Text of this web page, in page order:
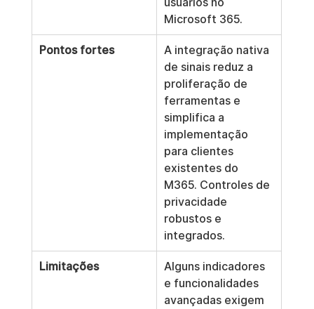
Microsoft 365.
Pontos fortes
A integração nativa
de sinais reduz a
proliferação de
ferramentas e
simplifica a
implementação
para clientes
existentes do
M365. Controles de
privacidade
robustos e
integrados.
Limitações
Alguns indicadores
e funcionalidades
avançadas exigem